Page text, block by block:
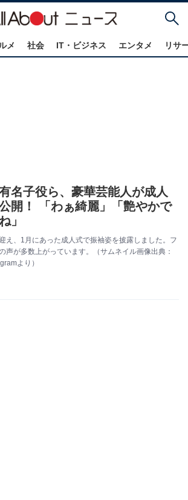
メ 社会 IT・ビジネス エンタメ リサ
名子役ら、豪華芸能人が成人
開！ 「わぁ綺麗」「艶やかで
」
え、1月にあった成人式で振袖姿を披露しました。フ
声が多数上がっています。（サムネイル画像出典：
より）